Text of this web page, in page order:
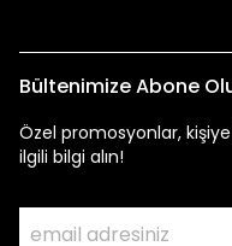
Bültenimize Abone
Özel promosyonlar,
ilgili bilgi alın!